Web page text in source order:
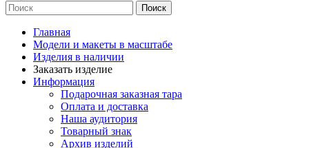
Поиск
Главная
Модели и макеты в масштабе
Изделия в наличии
Заказать изделие
Информация
Подарочная заказная тара
Оплата и доставка
Наша аудитория
Товарный знак
Архив изделий